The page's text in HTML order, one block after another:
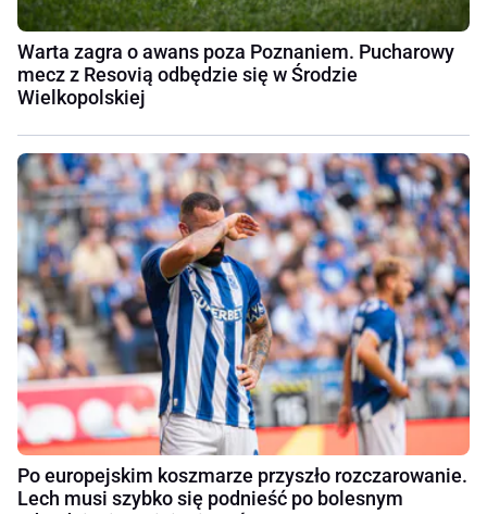
Warta zagra o awans poza Poznaniem. Pucharowy
mecz z Resovią odbędzie się w Środzie
Wielkopolskiej
Po europejskim koszmarze przyszło rozczarowanie.
Lech musi szybko się podnieść po bolesnym